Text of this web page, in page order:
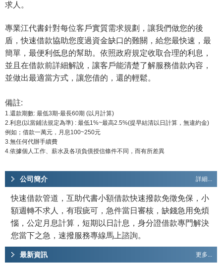
求人。
專業江代書針對每位客戶實質需求規劃，讓我們做您的後
盾，快速借款協助您度過資金缺口的難關，給您最快速，最
簡單，最便利低息的幫助。依照政府規定收取合理的利息，
並且在借款前詳細解說，讓客戶能清楚了解服務借款內容，
並做出最適當方式，讓您借的，還的輕鬆。
備註:
1.還款期數: 最低3期-最長60期 (以月計算)
2.利息(以當鋪法規定為準) : 最低1%~最高2.5%(提早結清以日計算，無違約金)
例如；借款一萬元，月息100~250元
3.無任何代辦手續費
4.依據個人工作、薪水及各項負債授信條件不同，而有所差異
公司簡介 詳細...
快速借款管道，互助代書小額借款快速撥款免徵免保，小
額週轉不求人，有瑕疵可，急件當日審核，缺錢急用免煩
惱，公定月息計算，短期以日計息，身分證借款專門解決
您當下之急，速撥服務專線馬上諮詢。
最新資訊 更多...